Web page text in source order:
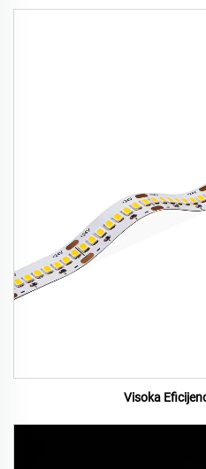
Visoka